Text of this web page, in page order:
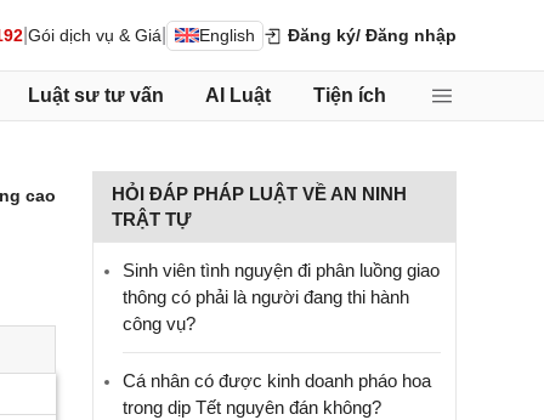
Gói dịch vụ & Giá English Đăng ký/ Đăng nhập
Luật sư tư vấn AI Luật Tiện ích
cao
HỎI ĐÁP PHÁP LUẬT VỀ AN NINH
TRẬT TỰ
Sinh viên tình nguyện đi phân luồng giao
thông có phải là người đang thi hành
công vụ?
Cá nhân có được kinh doanh pháo hoa
trong dịp Tết nguyên đán không?